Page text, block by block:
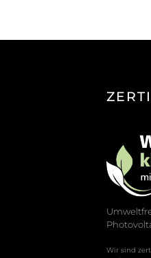
Wir sind